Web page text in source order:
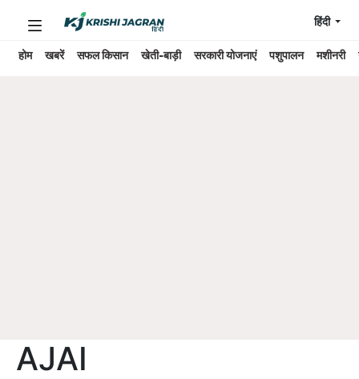
होम खबरें सफल किसान खेती-बाड़ी सरकारी योजनाएं पशुपालन मशीनरी
हिंदी
AJAI